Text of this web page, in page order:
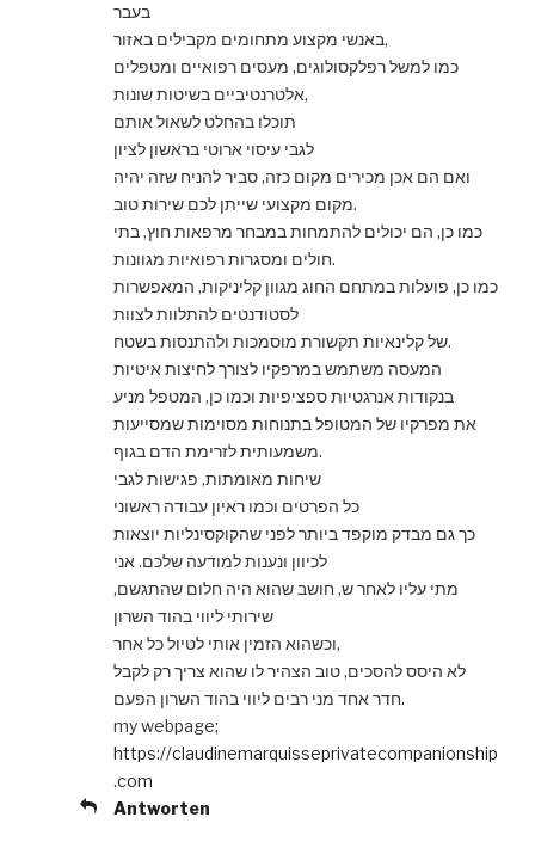
בעבר
באנשי מקצוע מתחומים מקבילים באזור,
כמו למשל רפלקסולוגים, מעסים רפואיים ומטפלים
אלטרנטיביים בשיטות שונות,
תוכלו בהחלט לשאול אותם
לגבי עיסוי ארוטי בראשון לציון
ואם הם אכן מכירים מקום כזה, סביר להניח שזה יהיה
מקום מקצועי שייתן לכם שירות טוב.
כמו כן, הם יכולים להתמחות במבחר מרפאות חוץ, בתי
חולים ומסגרות רפואיות מגוונות.
כמו כן, פועלות במתחם החוג מגוון קליניקות, המאפשרות
לסטודנטים להתלוות לצוות
של קלינאיות תקשורת מוסמכות ולהתנסות בשטח.
המעסה משתמש במרפקיו לצורך לחיצות איטיות
בנקודות אנרגטיות ספציפיות וכמו כן, המטפל מניע
את מפרקיו של המטופל בתנוחות מסוימות שמסייעות
משמעותית לזרימת הדם בגוף.
שיחות מאומתות, פגישות לגבי
כל הפרטים וכמו ראיון עבודה ראשוני
כך גם מבדק מוקפד ביותר לפני שהקוקסינליות יוצאות
לכיוון ונענות למודעה שלכם. אני
מתי עליו לאחר ש, חושב שהוא היה חלום שהתגשם,
שירותי ליווי בהוד השרון
וכשהוא הזמין אותי לטיול כל אחר,
לא היסס להסכים, טוב הצהיר לו שהוא צריך רק לקבל
חדר אחד מני רבים ליווי בהוד השרון הפעם.
my webpage;
https://claudinemarquisseprivatecompanionship
.com
Antworten